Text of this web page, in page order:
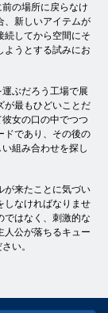
の場所に戻らなけ
、新しいアイテムが
続してから空間にそ
ようとする試みにお
ぶだろう工場で展
が最もひどいことだ
女の口の中でつつ
ドであり、その後の
組み合わせを探し
が来たことに気づい
しなければなりませ
ではなく、刺激的な
人公が落ちるキュー
い。